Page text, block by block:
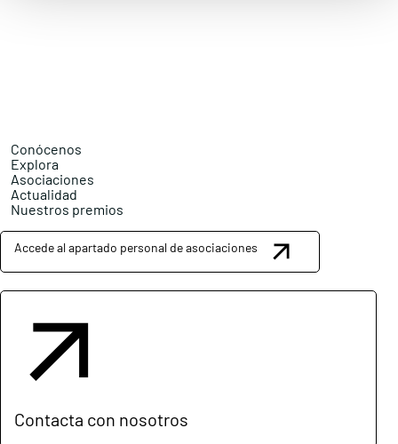
Conócenos
Explora
Asociaciones
Actualidad
Nuestros premios
Accede al apartado personal de asociaciones
Contacta con nosotros